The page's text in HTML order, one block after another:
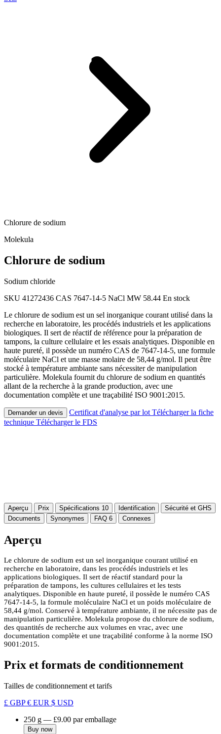
Chlorure de sodium
Molekula
Chlorure de sodium
Sodium chloride
SKU 41272436 CAS 7647-14-5 NaCl MW 58.44 En stock
Le chlorure de sodium est un sel inorganique courant utilisé dans la
recherche en laboratoire, les procédés industriels et les applications
biologiques. Il sert de réactif de référence pour la préparation de
tampons, la culture cellulaire et les essais analytiques. Disponible en
haute pureté, il possède un numéro CAS de 7647-14-5, une formule
moléculaire NaCl et une masse molaire de 58,44 g/mol. Il peut être
stocké à température ambiante sans nécessiter de manipulation
particulière. Molekula fournit du chlorure de sodium en quantités
allant de la recherche à la grande production, avec une
documentation complète et une traçabilité ISO 9001:2015.
Demander un devis Certificat d'analyse par lot Télécharger la fiche
technique Télécharger le FDS
Aperçu Prix Spécifications 10 Identification
Sécurité et GHS
Documents
Synonymes FAQ 6 Connexes
Aperçu
Le chlorure de sodium est un sel inorganique courant utilisé en
recherche en laboratoire, dans les procédés industriels et les
applications biologiques. Il sert de réactif standard pour la
préparation de tampons, les cultures cellulaires et les tests
analytiques. Disponible en haute pureté, il possède le numéro CAS
7647-14-5, la formule moléculaire NaCl et un poids moléculaire de
58,44 g/mol. Conservé à température ambiante, il ne nécessite pas de
manipulation particulière. Molekula propose du chlorure de sodium,
des quantités de recherche aux volumes en vrac, avec une
documentation complète et une traçabilité conforme à la norme ISO
9001:2015.
Prix et formats de conditionnement
Tailles de conditionnement et tarifs
£ GBP€ EUR $ USD
250 g — £9.00 par emballage
Buy now